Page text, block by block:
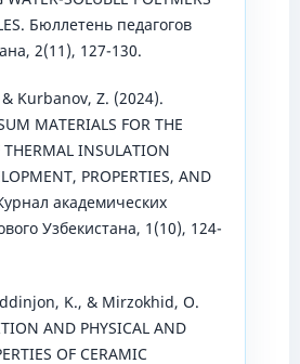
Бюллетень педагогов
2(11), 127-130.
Kurbanov, Z. (2024).
MATERIALS FOR THE
INSULATION
PROPERTIES, AND
академических
Узбекистана, 1(10), 124-
K., & Mirzokhid, O.
AND PHYSICAL AND
OF CERAMIC